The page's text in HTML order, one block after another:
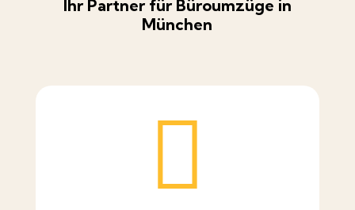
Ihr Partner für Büroumzüge in
München
